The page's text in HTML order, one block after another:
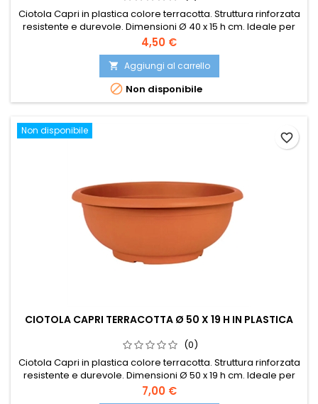
Ciotola Capri in plastica colore terracotta. Struttura rinforzata
resistente e durevole. Dimensioni Ø 40 x 15 h cm. Ideale per
piante, fiori e arredamento esterno.
Prezzo
4,50 €
 Aggiungi al carrello
 Non disponibile
Non disponibile
CIOTOLA CAPRI TERRACOTTA Ø 50 X 19 H IN PLASTICA
(0)
Ciotola Capri in plastica colore terracotta. Struttura rinforzata
resistente e durevole. Dimensioni Ø 50 x 19 h cm. Ideale per
piante, fiori e arredamento esterno.
Prezzo
7,00 €
favorite_border